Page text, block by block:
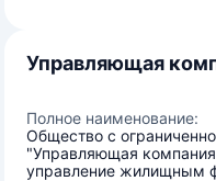
Управляющая
Полное наименование:
Общество с
"Управляющая
управление жилищным